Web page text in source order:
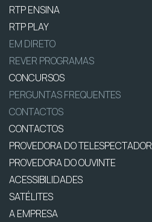
RTP ENSINA
RTP PLAY
EM DIRETO
REVER PROGRAMAS
CONCURSOS
PERGUNTAS FREQUENTES
CONTACTOS
CONTACTOS
PROVEDORA DO TELESPECTADOR
PROVEDORA DO OUVINTE
ACESSIBILIDADES
SATÉLITES
A EMPRESA